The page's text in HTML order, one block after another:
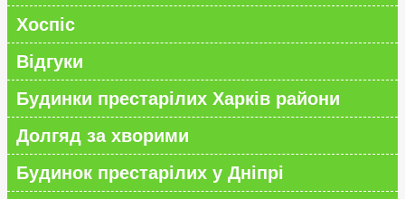
Хоспіс
Відгуки
Будинки престарілих Харків райони
Долгяд за хворими
Будинок престарілих у Дніпрі